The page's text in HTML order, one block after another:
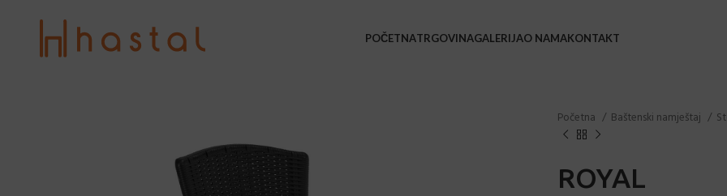
POČETNATRGOVINAGALERIJAO NAMAKONTAKT
Početna Baštenski namještaj
ROYAL